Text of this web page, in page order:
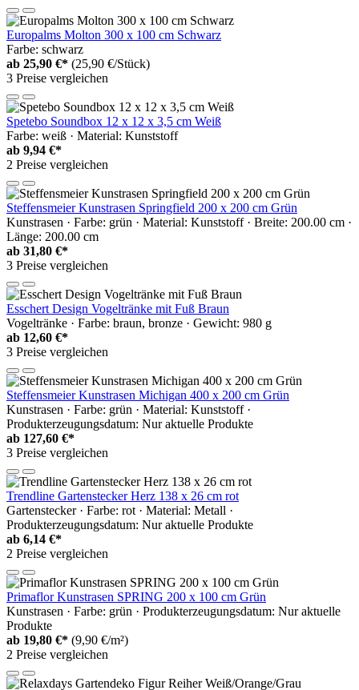
Europalms Molton 300 x 100 cm Schwarz
Farbe: schwarz
ab 25,90 €* (25,90 €/Stück)
3 Preise vergleichen
Spetebo Soundbox 12 x 12 x 3,5 cm Weiß
Farbe: weiß · Material: Kunststoff
ab 9,94 €*
2 Preise vergleichen
Steffensmeier Kunstrasen Springfield 200 x 200 cm Grün
Kunstrasen · Farbe: grün · Material: Kunststoff · Breite: 200.00 cm ·
Länge: 200.00 cm
ab 31,80 €*
3 Preise vergleichen
Esschert Design Vogeltränke mit Fuß Braun
Vogeltränke · Farbe: braun, bronze · Gewicht: 980 g
ab 12,60 €*
3 Preise vergleichen
Steffensmeier Kunstrasen Michigan 400 x 200 cm Grün
Kunstrasen · Farbe: grün · Material: Kunststoff ·
Produkterzeugungsdatum: Nur aktuelle Produkte
ab 127,60 €*
3 Preise vergleichen
Trendline Gartenstecker Herz 138 x 26 cm rot
Gartenstecker · Farbe: rot · Material: Metall ·
Produkterzeugungsdatum: Nur aktuelle Produkte
ab 6,14 €*
2 Preise vergleichen
Primaflor Kunstrasen SPRING 200 x 100 cm Grün
Kunstrasen · Farbe: grün · Produkterzeugungsdatum: Nur aktuelle
Produkte
ab 19,80 €* (9,90 €/m²)
2 Preise vergleichen